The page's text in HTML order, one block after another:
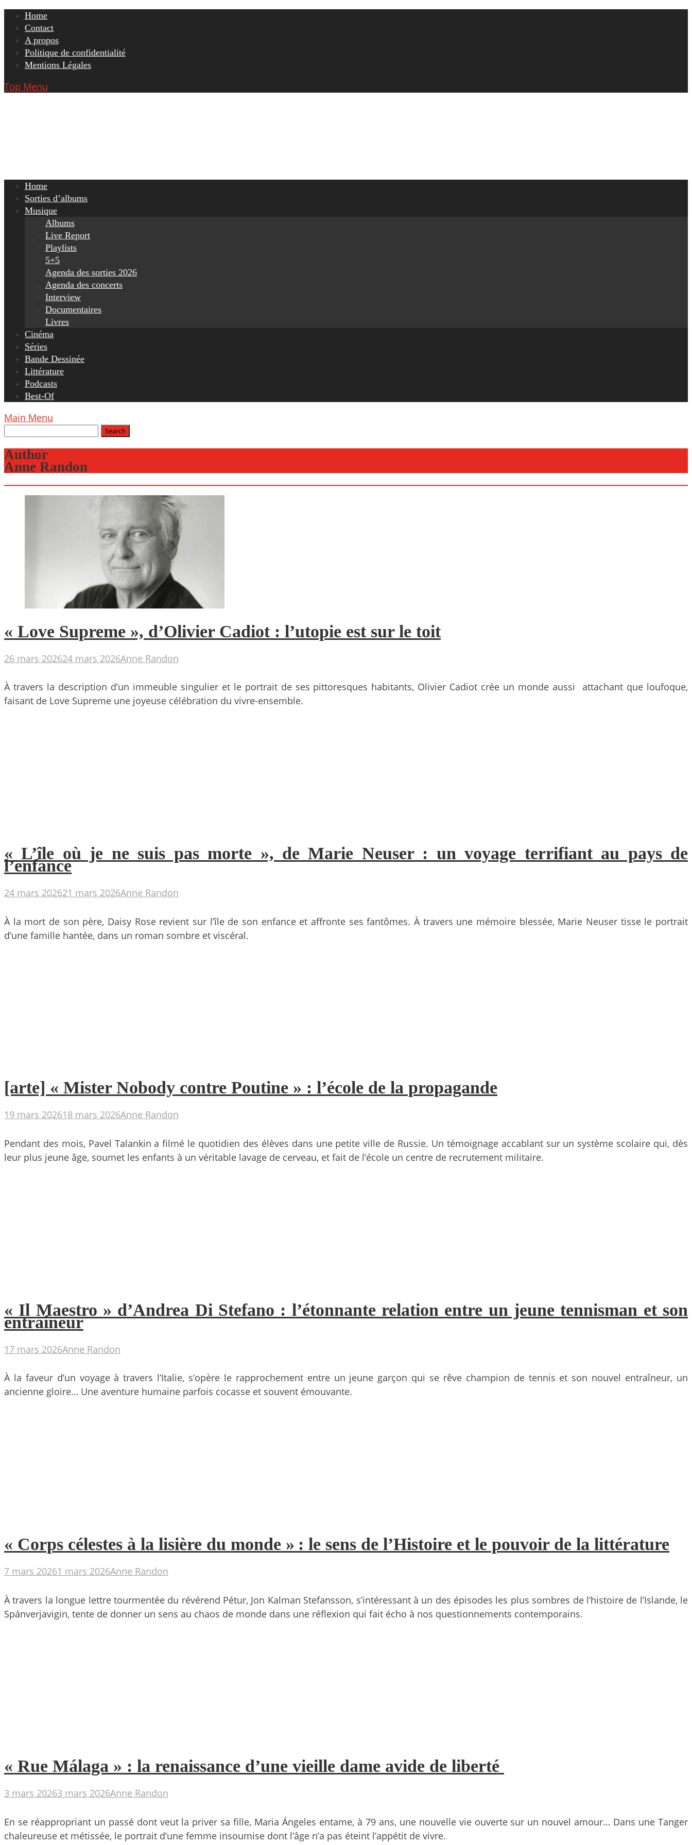
Skip
content
Home
Contact
A propos
Politique de confidentialité
Mentions Légales
Top Menu
Home
Sorties d’albums
Musique
Albums
Live Report
Playlists
5+5
Agenda des sorties 2026
Agenda des concerts
Interview
Documentaires
Livres
Cinéma
Séries
Bande Dessinée
Littérature
Podcasts
Best-Of
Main Menu
Author
Anne Randon
« Love Supreme », d’Olivier Cadiot : l’utopie est sur le toit
26 mars 202624 mars 2026Anne Randon
À travers la description d’un immeuble singulier et le portrait de ses pittoresques habitants, Olivier Cadiot crée un monde aussi attachant que loufoque,
faisant de Love Supreme une joyeuse célébration du vivre-ensemble.
« L’île où je ne suis pas morte », de Marie Neuser : un voyage terrifiant au pays de
l’enfance
24 mars 202621 mars 2026Anne Randon
À la mort de son père, Daisy Rose revient sur l’île de son enfance et affronte ses fantômes. À travers une mémoire blessée, Marie Neuser tisse le portrait
d’une famille hantée, dans un roman sombre et viscéral.
[arte] « Mister Nobody contre Poutine » : l’école de la propagande
19 mars 202618 mars 2026Anne Randon
Pendant des mois, Pavel Talankin a filmé le quotidien des élèves dans une petite ville de Russie. Un témoignage accablant sur un système scolaire qui, dès
leur plus jeune âge, soumet les enfants à un véritable lavage de cerveau, et fait de l’école un centre de recrutement militaire.
« Il Maestro » d’Andrea Di Stefano : l’étonnante relation entre un jeune tennisman et son
entraîneur
17 mars 2026Anne Randon
À la faveur d’un voyage à travers l’Italie, s’opère le rapprochement entre un jeune garçon qui se rêve champion de tennis et son nouvel entraîneur, un
ancienne gloire… Une aventure humaine parfois cocasse et souvent émouvante.
« Corps célestes à la lisière du monde » : le sens de l’Histoire et le pouvoir de la littérature
7 mars 20261 mars 2026Anne Randon
À travers la longue lettre tourmentée du révérend Pétur, Jon Kalman Stefansson, s’intéressant à un des épisodes les plus sombres de l’histoire de l’Islande, le
Spánverjavigin, tente de donner un sens au chaos de monde dans une réflexion qui fait écho à nos questionnements contemporains.
« Rue Málaga » : la renaissance d’une vieille dame avide de liberté
3 mars 20263 mars 2026Anne Randon
En se réappropriant un passé dont veut la priver sa fille, Maria Ángeles entame, à 79 ans, une nouvelle vie ouverte sur un nouvel amour… Dans une Tanger
chaleureuse et métissée, le portrait d’une femme insoumise dont l’âge n’a pas éteint l’appétit de vivre.